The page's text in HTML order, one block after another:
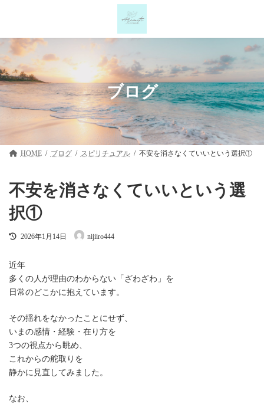
ン
へ
ス
キ
ッ
プ
ー
ョ
ン
に
移
動
ブログ
HOME ブログ スピリチュアル 不安を消さなくていいという選択①
不安を消さなくていいという選
択①
最
新
日
時
:
2026年1月14日 nijiiro444
近年
多くの人が理由のわからない「ざわざわ」を
日常のどこかに抱えています。
その揺れをなかったことにせず、
いまの感情・経験・在り方を
3つの視点から眺め、
これからの舵取りを
静かに見直してみました。
なお、